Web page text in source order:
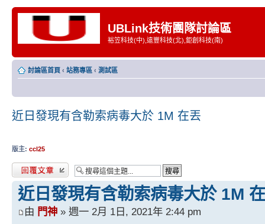
UBLink技術團隊討論區
裕笠科技(中),遠豐科技(北),鉅創科技(南)
討論區首頁 ‹ 站務專區 ‹ 測試區
近日發現有含勒索病毒大於 1M 在丟
版主: ccl25
發表回覆
近日發現有含勒索病毒大於 1M
由 門神 » 週一 2月 1日, 2021年 2:44 pm